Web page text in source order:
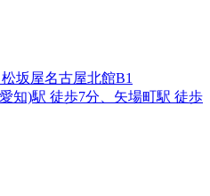
坂屋名古屋北館B1
知)駅 徒歩7分、矢場町駅 徒歩